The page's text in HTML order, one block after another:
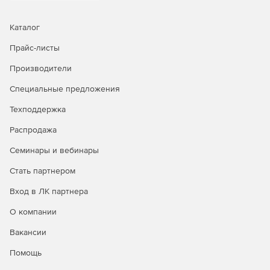
Каталог
Прайс-листы
Производители
Специальные предложения
Техподдержка
Распродажа
Семинары и вебинары
Стать партнером
Вход в ЛК партнера
О компании
Вакансии
Помощь